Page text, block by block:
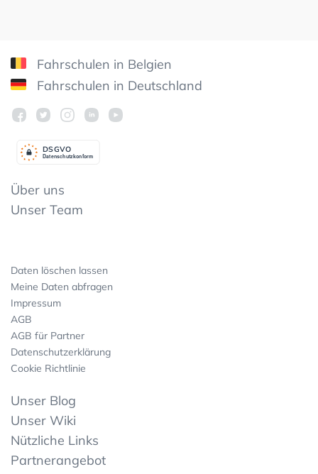
Fahrschulen in Belgien
Fahrschulen in Deutschland
Datenschutzkonform
DSGVO
Über uns
Unser Team
Daten löschen lassen
Meine Daten abfragen
Impressum
AGB
AGB für Partner
Datenschutzerklärung
Cookie Richtlinie
Unser Blog
Unser Wiki
Nützliche Links
Partnerangebot